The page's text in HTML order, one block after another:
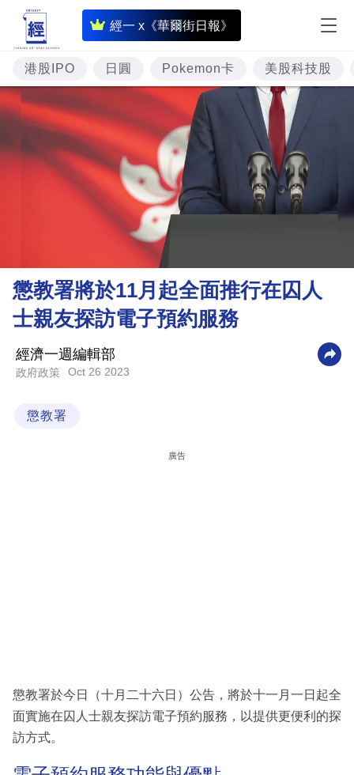
經一 x《華爾街日報》
即
時
財
經
專
題
投
資
樓
理
財
商
業
科
區
港股IPO 日圓 Pokemon卡 美股科技股
懲教署將於11月起全面推行在囚人
士親友探訪電子預約服務
經濟一週編輯部
政府政策 Oct 26 2023
懲教署
廣告
懲教署於今日（十月二十六日）公告，將於十一月一日起全
面實施在囚人士親友探訪電子預約服務，以提供更便利的探
訪方式。